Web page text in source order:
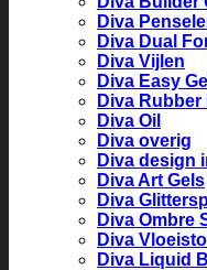
Diva
Diva Dual
Diva Vijlen
Diva Easy Gel
Diva Rubber
Diva Oil
Diva overig
Diva design
Diva Art Gels
Diva
Diva Ombre
Diva
Diva Liquid